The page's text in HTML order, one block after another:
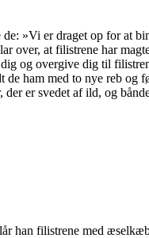
»Vi er draget op for at
over, at filistrene har
og overgive dig til
ham med to nye reb og
er svedet af ild, og
han filistrene med